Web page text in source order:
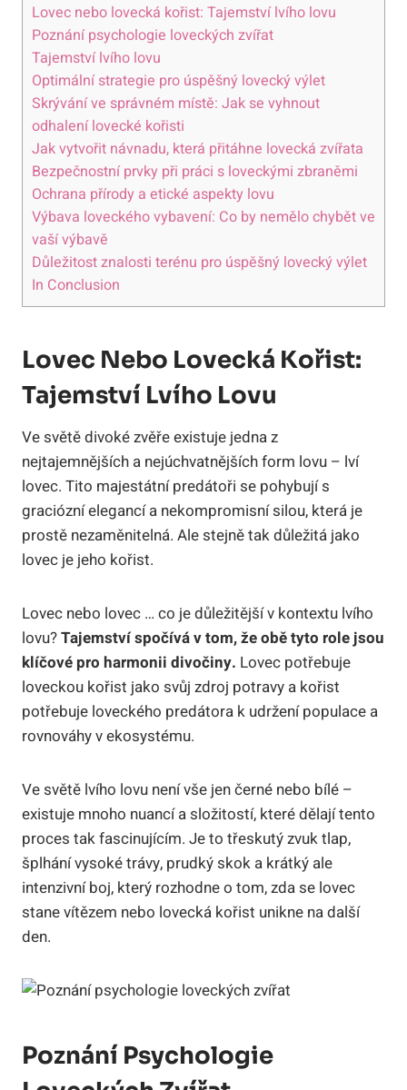
Lovec nebo lovecká kořist: Tajemství lvího lovu
Poznání psychologie loveckých zvířat
Tajemství lvího lovu
Optimální strategie pro úspěšný lovecký výlet
Skrývání ve správném místě: Jak se vyhnout
odhalení lovecké kořisti
Jak vytvořit návnadu, která přitáhne lovecká zvířata
Bezpečnostní prvky při práci s loveckými zbraněmi
Ochrana přírody a etické aspekty lovu
Výbava loveckého vybavení: Co by nemělo chybět ve
vaší výbavě
Důležitost znalosti terénu pro úspěšný lovecký výlet
In Conclusion
Lovec Nebo Lovecká Kořist:
Tajemství Lvího Lovu
Ve světě divoké zvěře existuje jedna z
nejtajemnějších a nejúchvatnějších form lovu – lví
lovec. Tito majestátní predátoři se pohybují s
graciózní elegancí a nekompromisní silou, která je
prostě nezaměnitelná. Ale stejně tak důležitá jako
lovec je jeho kořist.
Lovec nebo lovec … co je důležitější v kontextu lvího
lovu?Tajemství spočívá v tom, že obě tyto role jsou
klíčové pro harmonii divočiny. Lovec potřebuje
loveckou kořist jako svůj zdroj potravy a kořist
potřebuje loveckého predátora k udržení populace a
rovnováhy v ekosystému.
Ve světě lvího lovu není vše jen černé nebo bílé –
existuje mnoho nuancí a složitostí, které dělají tento
proces tak fascinujícím. Je to třeskutý zvuk tlap,
šplhání vysoké trávy, prudký skok a krátký ale
intenzivní boj, který rozhodne o tom, zda se lovec
stane vítězem nebo lovecká kořist unikne na další
den.
Poznání Psychologie